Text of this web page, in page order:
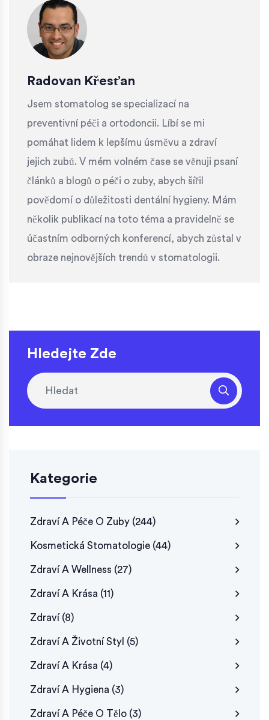
Radovan Křesťan
Jsem stomatolog se specializací na
preventivní péči a ortodoncii. Líbí se mi
pomáhat lidem k lepšímu úsměvu a zdraví
jejich zubů. V mém volném čase se věnuji psaní
článků a blogů o péči o zuby, abych šířil
povědomí o důležitosti dentální hygieny. Mám
několik publikací na toto téma a pravidelně se
účastním odborných konferencí, abych zůstal v
obraze nejnovějších trendů v stomatologii.
Hledejte Zde
Kategorie
Zdraví A Péče O Zuby (244)
Kosmetická Stomatologie (44)
Zdraví A Wellness (27)
Zdraví A Krása (11)
Zdraví (8)
Zdraví A Životní Styl (5)
Zdraví A Krása (4)
Zdraví A Hygiena (3)
Zdraví A Péče O Tělo (3)